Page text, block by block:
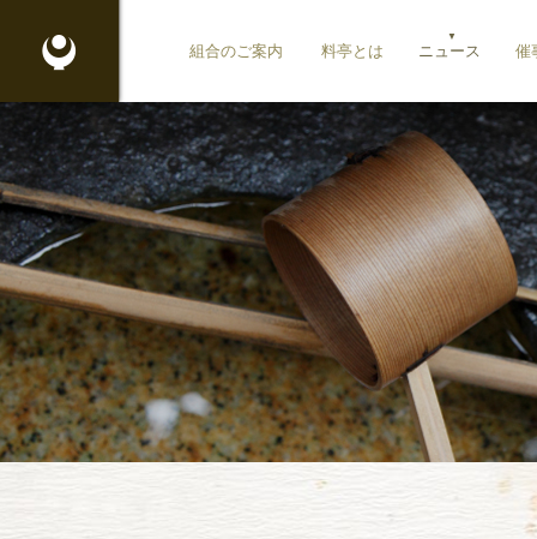
組合のご案内
料亭とは ニュース 催